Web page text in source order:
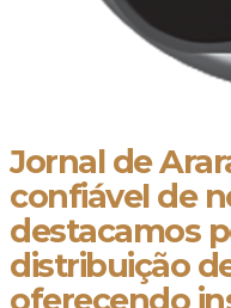
Jornal de
confiável de
destacamos
distribuição